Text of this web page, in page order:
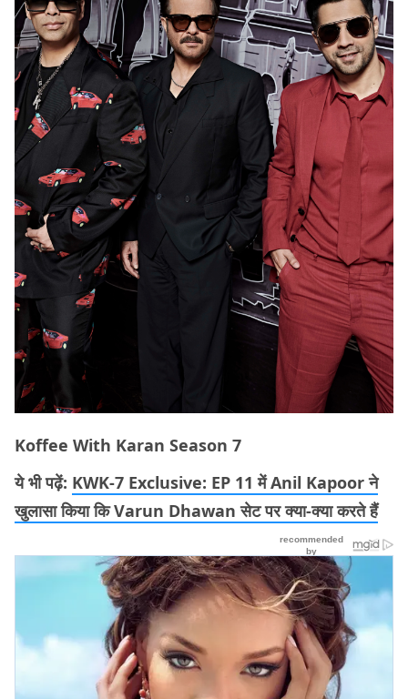
Koffee With Karan Season 7
ये भी पढ़ें: KWK-7 Exclusive: EP 11 में Anil Kapoor ने
खुलासा किया कि Varun Dhawan सेट पर क्या-क्या करते हैं